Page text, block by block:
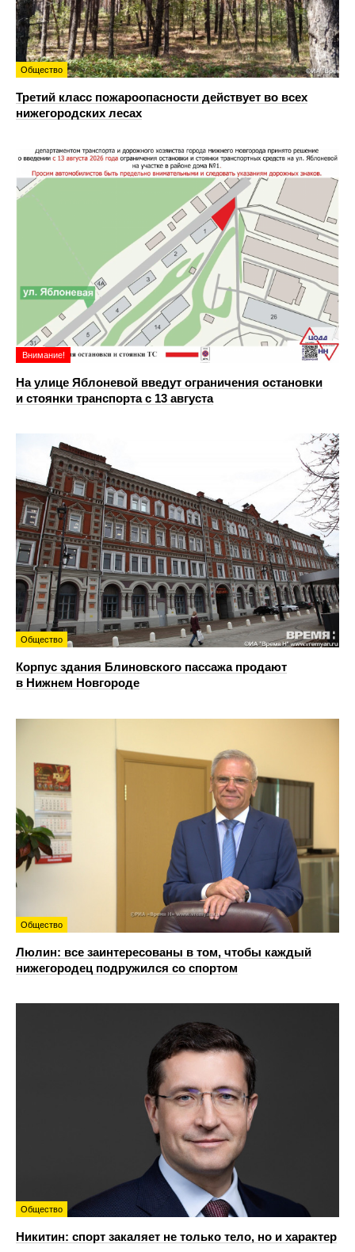
Общество
Третий класс пожароопасности действует во всех
нижегородских лесах
Внимание!
На улице Яблоневой введут ограничения остановки
и стоянки транспорта с 13 августа
Общество
Корпус здания Блиновского пассажа продают
в Нижнем Новгороде
Общество
Люлин: все заинтересованы в том, чтобы каждый
нижегородец подружился со спортом
Общество
Никитин: спорт закаляет не только тело, но и характер